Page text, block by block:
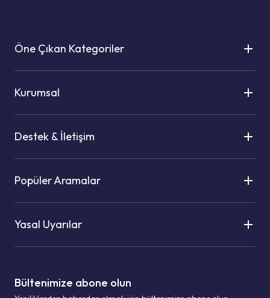
Bültenimize abone olun
Öne Çıkan Kategoriler
Kurumsal
Destek & İletişim
Popüler Aramalar
Yasal Uyarılar